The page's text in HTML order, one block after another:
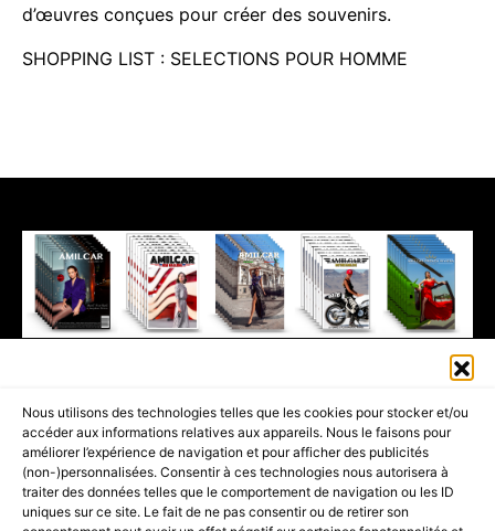
Nous utilisons des technologies telles que les cookies pour stocker et/ou
accéder aux informations relatives aux appareils. Nous le faisons pour
améliorer l’expérience de navigation et pour afficher des publicités
(non-)personnalisées. Consentir à ces technologies nous autorisera à
traiter des données telles que le comportement de navigation ou les ID
uniques sur ce site. Le fait de ne pas consentir ou de retirer son
d’œuvres conçues pour créer des souvenirs.
SHOPPING LIST : SELECTIONS POUR HOMME
PART OF THEAMILCAR MAGAZINE GROUP.EDITOR - ADVERTISING
AGENCE MEDIANE.
ACCUEIL BEST OF LUXE
35 MAGAZINES
SHOPPING & CONCIERGERIE
Voyages Contact